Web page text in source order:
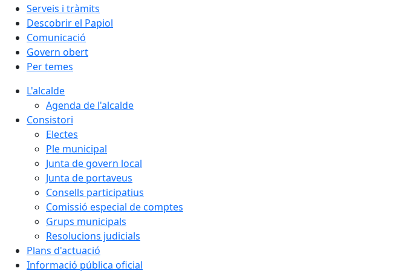
Serveis i tràmits
Descobrir el Papiol
Comunicació
Govern obert
Per temes
L'alcalde
Agenda de l'alcalde
Consistori
Electes
Ple municipal
Junta de govern local
Junta de portaveus
Consells participatius
Comissió especial de comptes
Grups municipals
Resolucions judicials
Plans d'actuació
Informació pública oficial